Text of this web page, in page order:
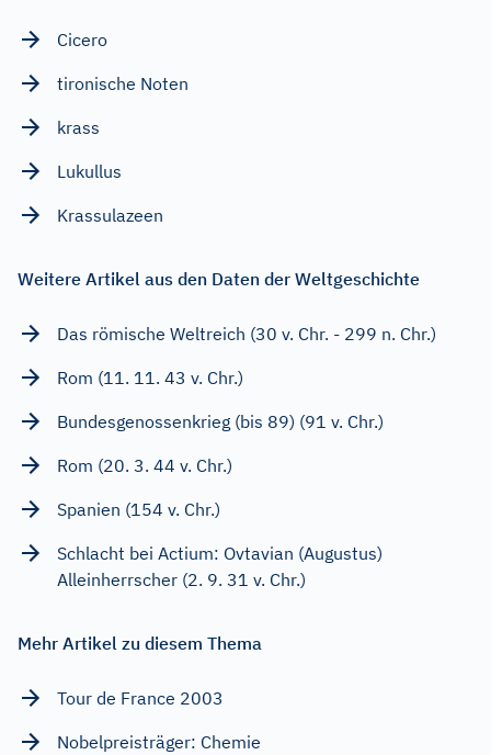
Cicero
tironische Noten
krass
Lukullus
Krassulazeen
Weitere Artikel aus den Daten der Weltgeschichte
Das römische Weltreich (30 v. Chr. - 299 n. Chr.)
Rom (11. 11. 43 v. Chr.)
Bundesgenossenkrieg (bis 89) (91 v. Chr.)
Rom (20. 3. 44 v. Chr.)
Spanien (154 v. Chr.)
Schlacht bei Actium: Ovtavian (Augustus)
Alleinherrscher (2. 9. 31 v. Chr.)
Mehr Artikel zu diesem Thema
Tour de France 2003
Nobelpreisträger: Chemie